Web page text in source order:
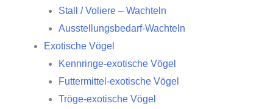
Stall / Voliere – Wachteln
Ausstellungsbedarf-Wachteln
Exotische Vögel
Kennringe-exotische Vögel
Futtermittel-exotische Vögel
Tröge-exotische Vögel